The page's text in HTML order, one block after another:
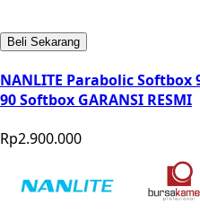
Beli Sekarang
NANLITE Parabolic Softbox
90 Softbox GARANSI RESMI
Rp2.900.000